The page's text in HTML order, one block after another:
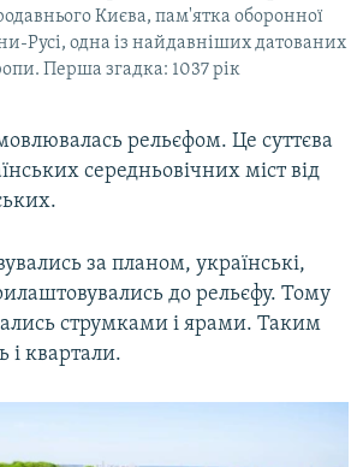
Києва, пам'ятка оборонної
Русі, одна із найдавніших датованих
Перша згадка: 1037 рік
рельєфом. Це суттєва
середньовічних міст від
за планом, українські,
до рельєфу. Тому
струмками і ярами. Таким
і квартали.